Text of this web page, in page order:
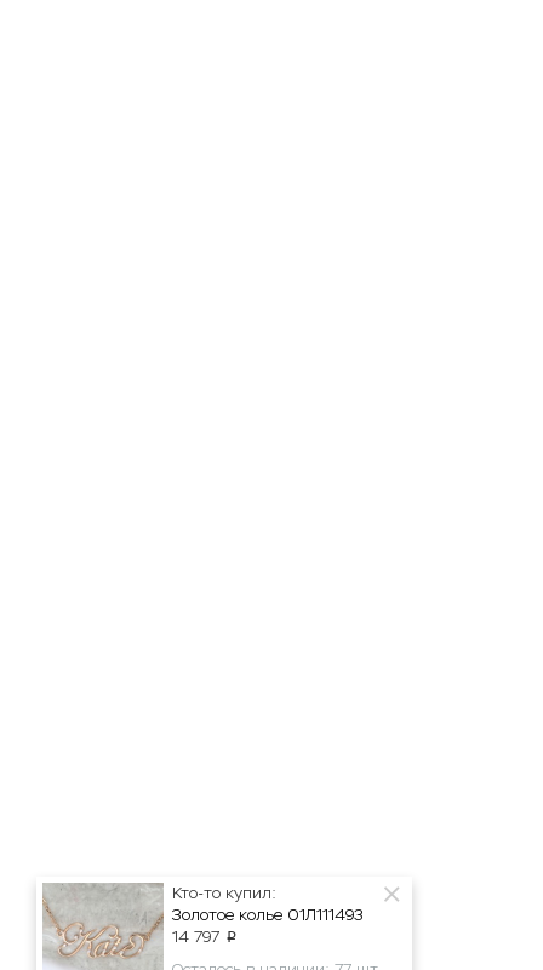
Кто-то купил:
Золотое колье 01Л111493
14 797 p